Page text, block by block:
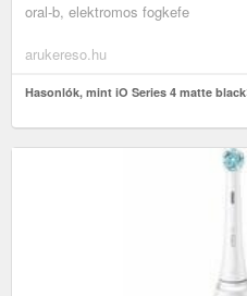
oral-b, elektromos fogkefe
arukereso.hu
Hasonlók, mint iO Series 4 matte black